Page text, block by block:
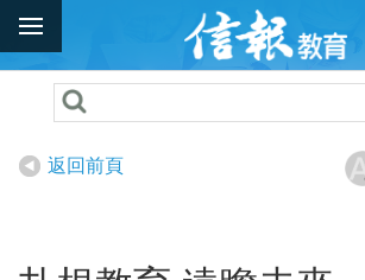
返回前頁